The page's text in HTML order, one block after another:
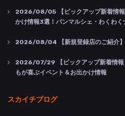
2026/08/05 【ピックアップ新着情
かけ情報3選！パンマルシェ・わくわ
2026/08/04 【新規登録店のご紹介
2026/07/29 【ピックアップ新着情
もが喜ぶイベント＆お出かけ情報
スカイチブログ